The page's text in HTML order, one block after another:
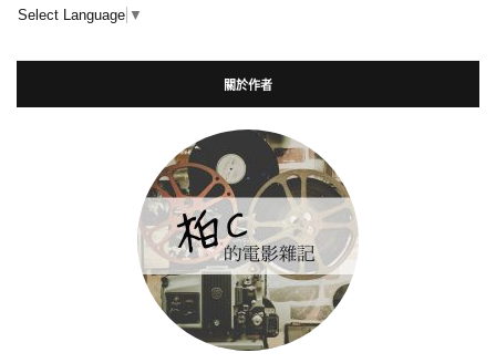
Select Language ▼
關於作者